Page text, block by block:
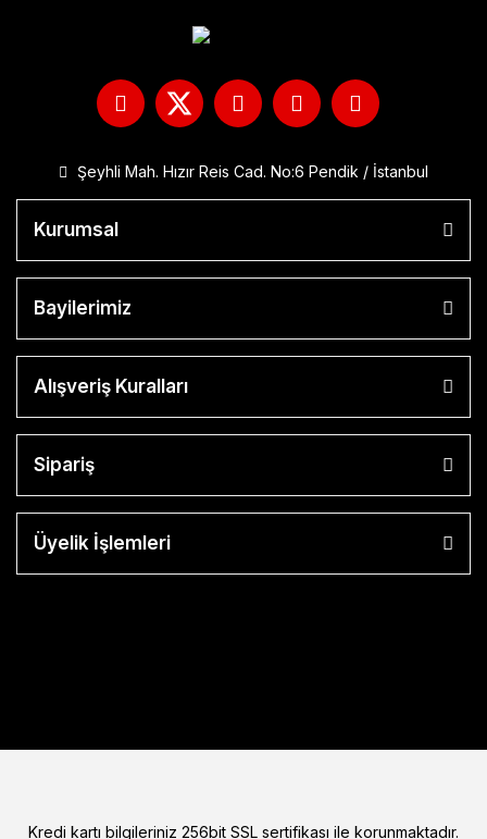
Şeyhli Mah. Hızır Reis Cad. No:6 Pendik / İstanbul
Kurumsal
Bayilerimiz
Alışveriş Kuralları
Sipariş
Üyelik İşlemleri
Kredi kartı bilgileriniz 256bit SSL sertifikası ile korunmaktadır.